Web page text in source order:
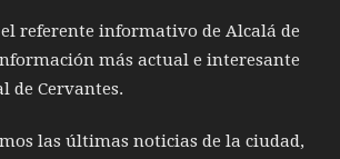
referente informativo de Alcalá de
más actual e interesante
de Cervantes.
las últimas noticias de la ciudad,